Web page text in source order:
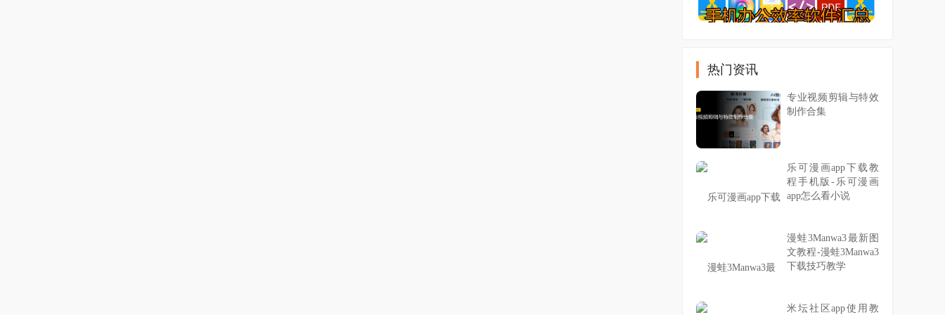
热门资讯
专业视频剪辑与特效
制作合集
乐可漫画app下载教
程手机版-乐可漫画
app怎么看小说
漫蛙3Manwa3最新图
文教程-漫蛙3Manwa3
下载技巧教学
米坛社区app使用教